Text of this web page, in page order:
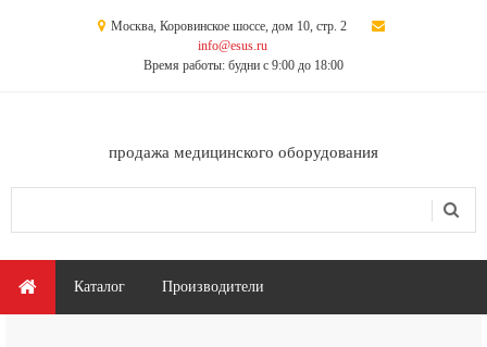
Москва, Коровинское шоссе, дом 10, стр. 2
info@esus.ru
Время работы: будни с 9:00 до 18:00
продажа медицинского оборудования
Главное меню
Каталог Производители